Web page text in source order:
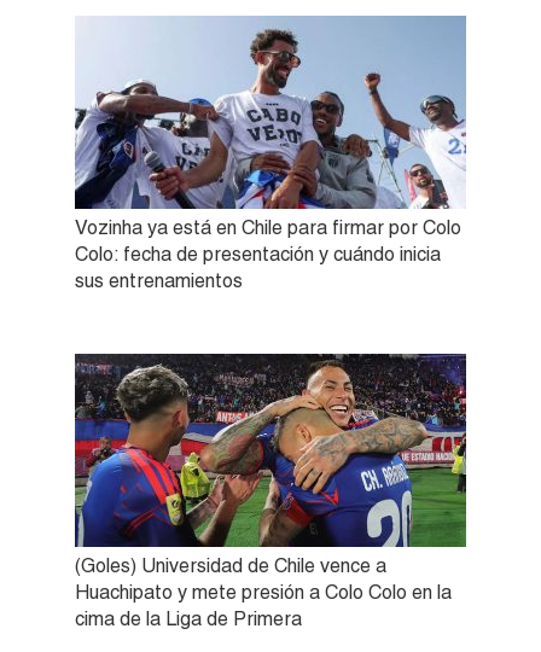
Vozinha ya está en Chile para firmar por Colo
Colo: fecha de presentación y cuándo inicia
sus entrenamientos
(Goles) Universidad de Chile vence a
Huachipato y mete presión a Colo Colo en la
cima de la Liga de Primera